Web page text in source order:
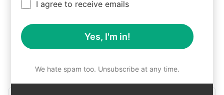
Promptjetzt aus
Schritt 1: AIPRM kostenlos
herunterladen
I agree to receive emails
Yes, I'm in!
We hate spam too. Unsubscribe at any time.